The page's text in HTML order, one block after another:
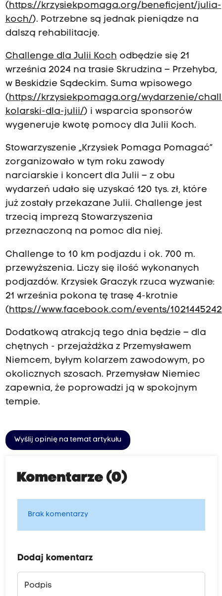
(https://krzysiekpomaga.org/beneficjent/julia-
koch/). Potrzebne są jednak pieniądze na
dalszą rehabilitację.
Challenge dla Julii Koch odbędzie się 21
września 2024 na trasie Skrudzina – Przehyba,
w Beskidzie Sądeckim. Suma wpisowego
(https://krzysiekpomaga.org/wydarzenie/
kolarski-dla-julii/) i wsparcia sponsorów
wygeneruje kwotę pomocy dla Julii Koch.
Stowarzyszenie „Krzysiek Pomaga Pomagać”
zorganizowało w tym roku zawody
narciarskie i koncert dla Julii – z obu
wydarzeń udało się uzyskać 120 tys. zł, które
już zostały przekazane Julii. Challenge jest
trzecią imprezą Stowarzyszenia
przeznaczoną na pomoc dla niej.
Challenge to 10 km podjazdu i ok. 700 m.
przewyższenia. Liczy się ilość wykonanych
podjazdów. Krzysiek Graczyk rzuca wyzwanie:
21 września pokona tę trasę 4-krotnie
( https://www.facebook.com/events/
Dodatkową atrakcją tego dnia będzie – dla
chętnych - przejażdżka z Przemysławem
Niemcem, byłym kolarzem zawodowym, po
okolicznych szosach. Przemysław Niemiec
zapewnia, że poprowadzi ją w spokojnym
tempie.
Wyślij opinię na temat artykułu
Komentarze (0)
Brak komentarzy
Dodaj komentarz
Podpis